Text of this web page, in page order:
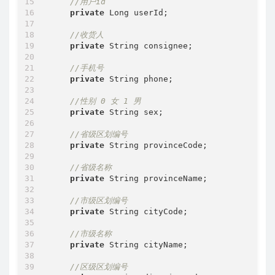
private Long userId;
//收货人
private String consignee;
//手机号
private String phone;
//性别 0 女 1 男
private String sex;
//省级区划编号
private String provinceCode;
//省级名称
private String provinceName;
//市级区划编号
private String cityCode;
//市级名称
private String cityName;
//区级区划编号